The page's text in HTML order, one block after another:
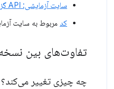
سایت آزمایشی: API گزارش‌دهی جدید (نسخه ۱)
کد مربوط به سایت
تفاوت‌های بین نسخه ۰ و نسخه
چه چیزی تغییر می‌کند؟